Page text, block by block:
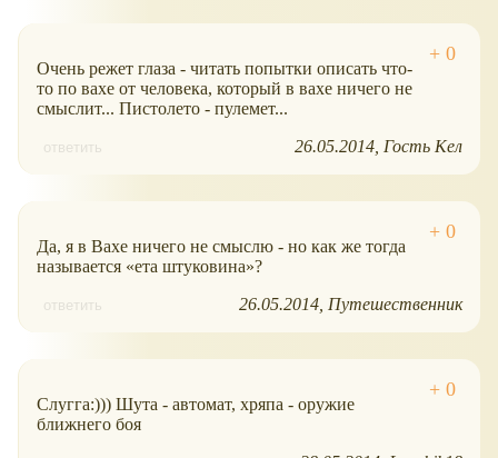
Очень режет глаза - читать попытки описать что-
то по вахе от человека, который в вахе ничего не
смыслит... Пистолето - пулемет...
ответить 26.05.2014 Гость Кел
Да, я в Вахе ничего не смыслю - но как же тогда
называется
ета штуковина ?
ответить 26.05.2014 Путешественник
Слугга:))) Шута - автомат, хряпа - оружие
ближнего боя